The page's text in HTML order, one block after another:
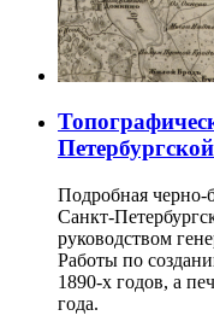
Подробная черно-
Санкт-
руководством
Работы по
1890-х годов, а
года.